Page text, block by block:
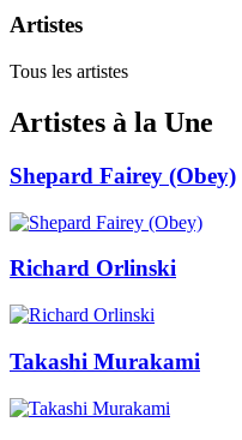
Artistes
Tous les artistes
Artistes à la Une
Shepard Fairey (Obey)
Richard Orlinski
Takashi Murakami